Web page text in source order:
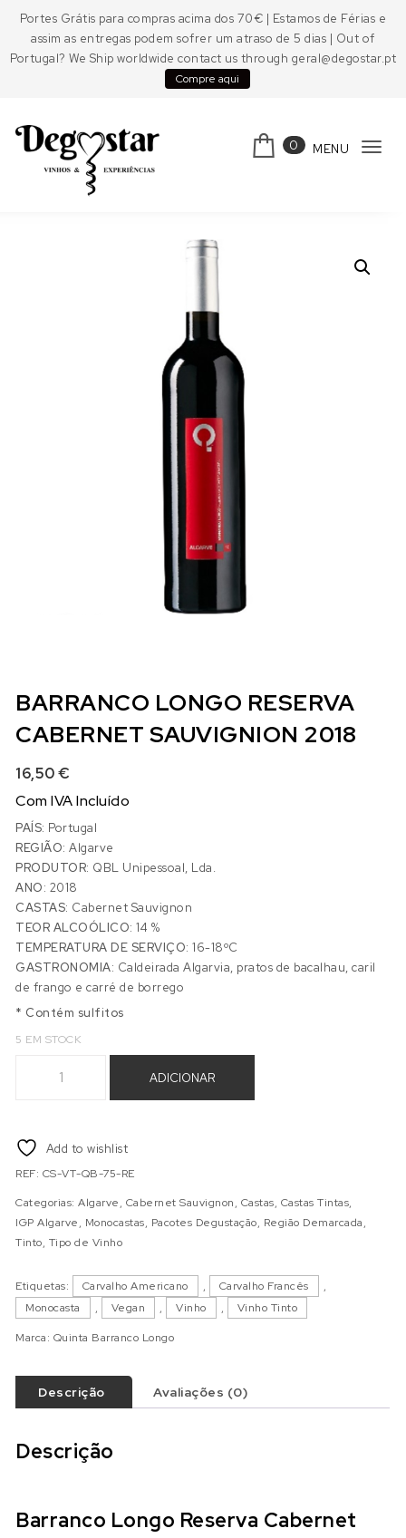
Portes Grátis para compras acima dos 70€ | Estamos de Férias e
assim as entregas podem sofrer um atraso de 5 dias | Out of
Portugal? We Ship worldwide contact us through geral@degostar.pt
Compre aqui
0 MENU
BARRANCO LONGO RESERVA
CABERNET SAUVIGNION 2018
16,50€
Com IVA Incluído
PAÍS: Portugal
REGIÃO: Algarve
PRODUTOR: QBL Unipessoal, Lda.
ANO: 2018
CASTAS: Cabernet Sauvignon
TEOR ALCOÓLICO:14 %
TEMPERATURA DE SERVIÇO: 16-18ºC
GASTRONOMIA: Caldeirada Algarvia, pratos de bacalhau, caril
de frango e carré de borrego
* Contém sulfitos
5 EM STOCK
ADICIONAR
Add to wishlist
REF: CS-VT-QB-75-RE
Categorias:Algarve, Cabernet Sauvignon, Castas, Castas Tintas,
IGP Algarve, Monocastas, Pacotes Degustação, Região Demarcada,
Tinto, Tipo de Vinho
Etiquetas: Carvalho Americano , Carvalho Francês
,
Monocasta
, Vegan , Vinho , Vinho Tinto
Marca: Quinta Barranco Longo
Descrição Avaliações (0)
Descrição
Barranco Longo Reserva Cabernet